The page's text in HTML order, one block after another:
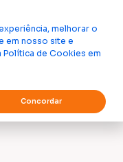
melhorar o
em nosso site e
Política de Cookies em
Concordar